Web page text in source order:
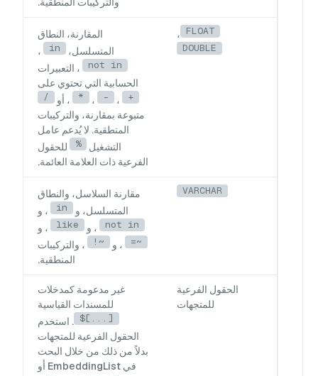
FLOAT ،
DOUBLE
المقارنة، النطاق
المتسلسل،
in ،
not in
، التعبيرات
الحسابية التي تحتوي على
+ ، - ، * ، أو /
متبوعة بمقارنة، والتركيبات
المنطقية. لا يُدعم عامل
التشغيل
%
للحقول
الفرعية ذات العلامة العائمة.
VARCHAR
مقارنة السلاسل، والنطاق
المتسلسل، و
in ، و
not in ، و like ، و
=~ ، و !~
، والتركيبات
المنطقية.
الحقول الفرعية
للمتجهات
غير مدعومة كمدخلات
للمسندات القياسية
$[...] . استخدم
الحقول الفرعية للمتجهات
بدلاً من ذلك من خلال البحث
في EmbeddingList أو